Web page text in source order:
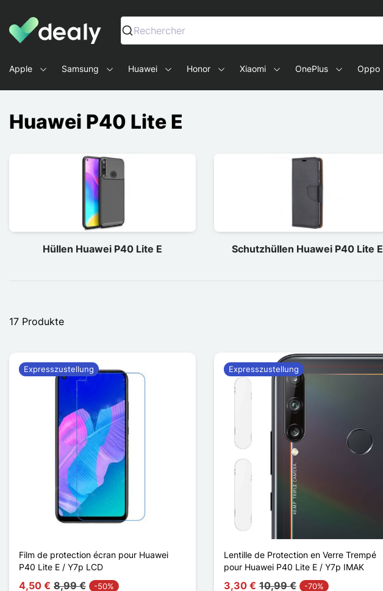
Dealy - Hüllen und Zubehör für Smartphones und Tablets
Rechercher
Apple Samsung Huawei Honor Xiaomi OnePlus Oppo
Huawei P40 Lite E
Hüllen Huawei P40 Lite E Schutzhüllen Huawei P40 Lite E
17 Produkte
Film de protection écran pour Huawei
P40 Lite E / Y7p LCD
4,50 € 8,99 € -50%
Expresszustellung
Lentille de Protection en Verre Trempé
pour Huawei P40 Lite E / Y7p IMAK
3,30 € 10,99 € -70%
Expresszustellung